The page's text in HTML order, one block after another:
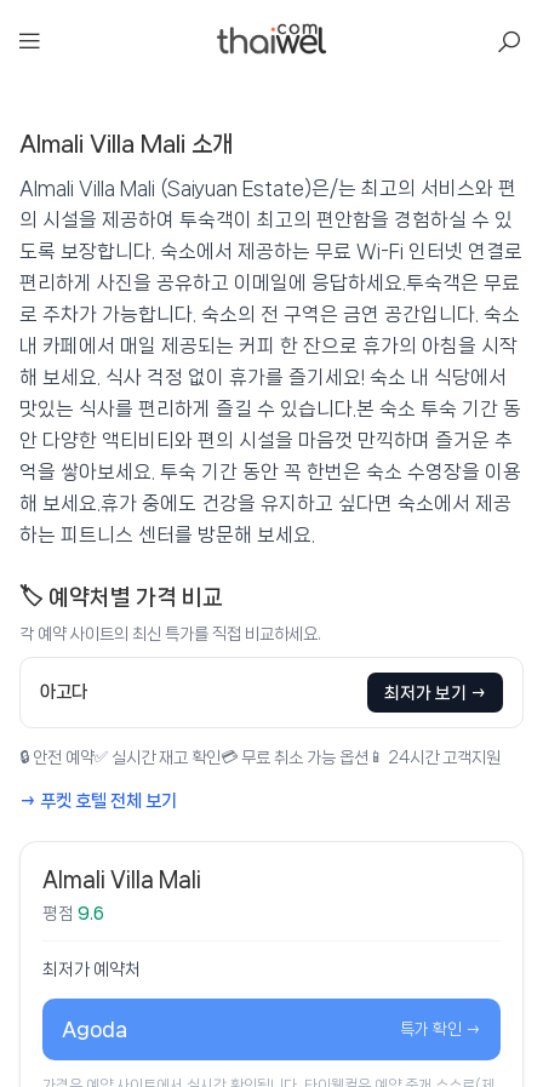
Almali Villa Mali
📍 푸켓★★★★ ⭐ 9.6
💰 최저가 확인 · 예약하기
Almali Villa Mali 소개
Almali Villa Mali (Saiyuan Estate)은/는 최고의 서비스와 편
의 시설을 제공하여 투숙객이 최고의 편안함을 경험하실 수 있
도록 보장합니다. 숙소에서 제공하는 무료 Wi-Fi 인터넷 연결로
편리하게 사진을 공유하고 이메일에 응답하세요.투숙객은 무료
로 주차가 가능합니다. 숙소의 전 구역은 금연 공간입니다. 숙소
내 카페에서 매일 제공되는 커피 한 잔으로 휴가의 아침을 시작
해 보세요. 식사 걱정 없이 휴가를 즐기세요! 숙소 내 식당에서
맛있는 식사를 편리하게 즐길 수 있습니다.본 숙소 투숙 기간 동
안 다양한 액티비티와 편의 시설을 마음껏 만끽하며 즐거운 추
억을 쌓아보세요. 투숙 기간 동안 꼭 한번은 숙소 수영장을 이용
해 보세요.휴가 중에도 건강을 유지하고 싶다면 숙소에서 제공
하는 피트니스 센터를 방문해 보세요.
🏷️ 예약처별 가격 비교
각 예약 사이트의 최신 특가를 직접 비교하세요.
아고다 최저가 보기 →
🔒 안전 예약✅ 실시간 재고 확인 💳 무료 취소 가능 옵션 📱 24시간 고객지원
→ 푸켓 호텔 전체 보기
Almali Villa Mali
평점 9.6
최저가 예약처
Agoda 특가 확인 →